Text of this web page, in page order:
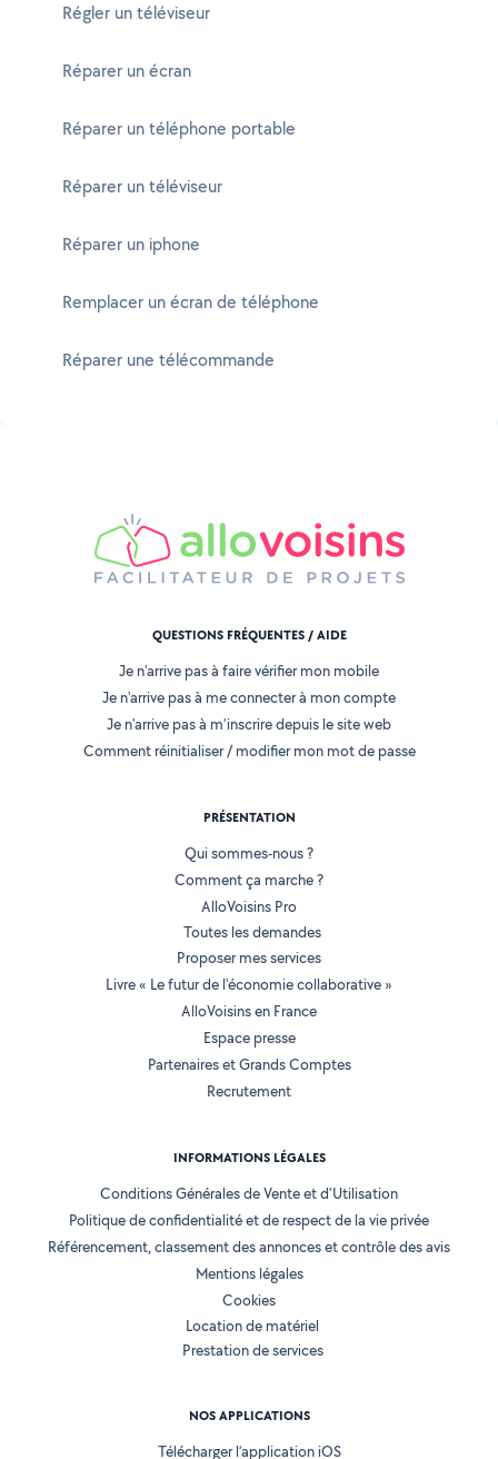
Régler un téléviseur
Réparer un écran
Réparer un téléphone portable
Réparer un téléviseur
Réparer un iphone
Remplacer un écran de téléphone
Réparer une télécommande
QUESTIONS FRÉQUENTES / AIDE
Je n'arrive pas à faire vérifier mon mobile
Je n'arrive pas à me connecter à mon compte
Je n'arrive pas à m'inscrire depuis le site web
Comment réinitialiser / modifier mon mot de passe
PRÉSENTATION
Qui sommes-nous ?
Comment ça marche ?
AlloVoisins Pro
Toutes les demandes
Proposer mes services
Livre « Le futur de l'économie collaborative »
AlloVoisins en France
Espace presse
Partenaires et Grands Comptes
Recrutement
INFORMATIONS LÉGALES
Conditions Générales de Vente et d'Utilisation
Politique de confidentialité et de respect de la vie privée
Référencement, classement des annonces et contrôle des avis
Mentions légales
Cookies
Location de matériel
Prestation de services
NOS APPLICATIONS
Télécharger l’application iOS